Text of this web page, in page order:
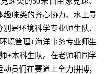
趣味类的齐心协力、水上寻
是环境科学专业师生队、
境管理+海洋事务专业师生
+本科生队。在老师和同学
员们在赛道上全力拼搏，